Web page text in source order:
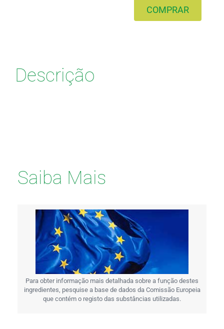
COMPRAR
Descrição
Saiba Mais
Para obter informação mais detalhada sobre a função destes
ingredientes, pesquise a base de dados da Comissão Europeia
que contém o registo das substâncias utilizadas.